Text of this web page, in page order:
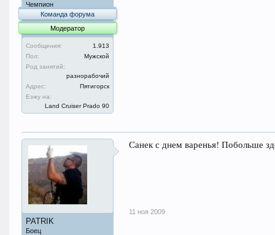
Чемпион
Команда форума
Модератор
Сообщения:
1.913
Пол:
Мужской
Род занятий:
разнорабочий
Адрес:
Пятигорск
Езжу на:
Land Cruiser Prado 90
PATRIK
Боец
Санек с днем варенья! Побольше
11 ноя 2009